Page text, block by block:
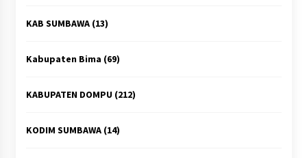
KAB SUMBAWA(13)
Kabupaten Bima (69)
KABUPATEN DOMPU(212)
KODIM SUMBAWA(14)